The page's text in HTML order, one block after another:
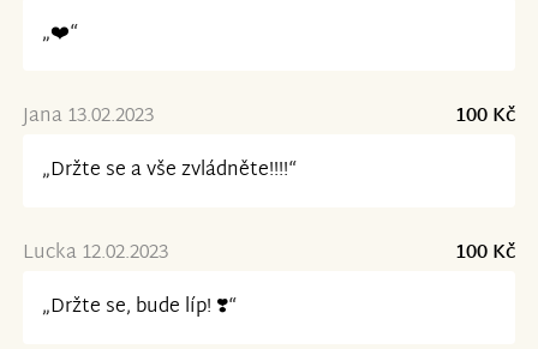
„❤️“
Jana 13.02.2023
100 Kč
„Držte se a vše zvládněte!!!!“
Lucka 12.02.2023
100 Kč
„Držte se, bude líp! ❣️“